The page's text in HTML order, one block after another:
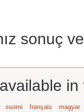
sonuç
suomi français
magyar